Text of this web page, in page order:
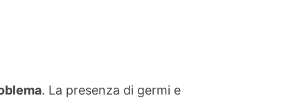
. La presenza di germi e